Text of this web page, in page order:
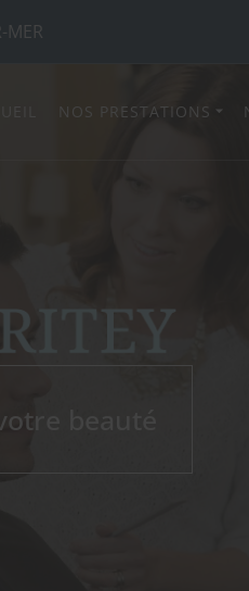
MER
beauté
NOS PRESTATIONS